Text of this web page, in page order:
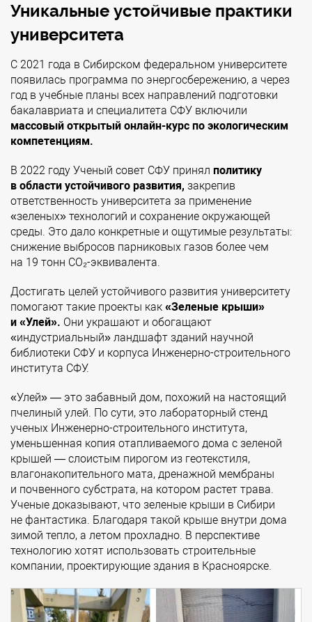
Уникальные устойчивые практики
университета
С 2021 года в Сибирском федеральном университете
появилась программа по энергосбережению, а через
год в учебные планы всех направлений подготовки
бакалавриата и специалитета СФУ включили
массовый открытый онлайн-курс по экологическим
компетенциям.
В 2022 году Ученый совет СФУ принял политику
в области устойчивого развития, закрепив
ответственность университета за применение
«зеленых» технологий и сохранение окружающей
среды. Это дало конкретные и ощутимые результаты:
снижение выбросов парниковых газов более чем
на 19 тонн CO₂-эквивалента.
Достигать целей устойчивого развития университету
помогают такие проекты как «Зеленые крыши»
и «Улей». Они украшают и обогащают
«индустриальный» ландшафт зданий научной
библиотеки СФУ и корпуса Инженерно-строительного
института СФУ.
«Улей» — это забавный дом, похожий на настоящий
пчелиный улей. По сути, это лабораторный стенд
ученых Инженерно-строительного института,
уменьшенная копия отапливаемого дома с зеленой
крышей — слоистым пирогом из геотекстиля,
влагонакопительного мата, дренажной мембраны
и почвенного субстрата, на котором растет трава.
Ученые доказывают, что зеленые крыши в Сибири
не фантастика. Благодаря такой крыше внутри дома
зимой тепло, а летом прохладно. В перспективе
технологию хотят использовать строительные
компании, проектирующие здания в Красноярске.